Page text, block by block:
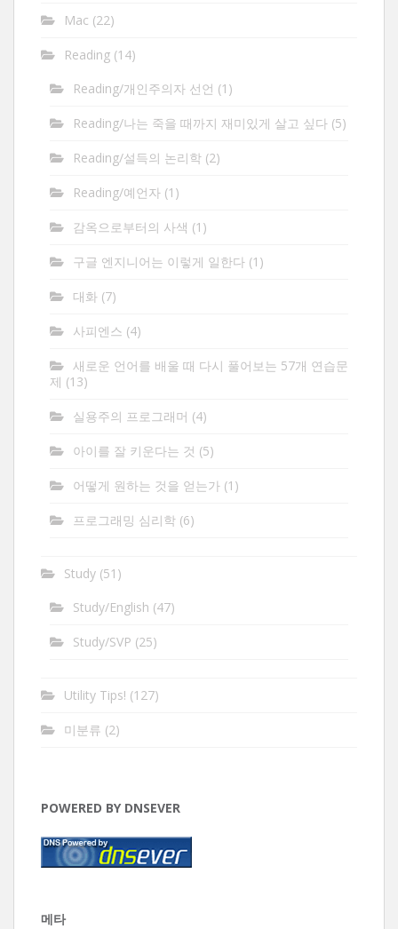
Mac (22)
Reading (14)
Reading/개인주의자 선언 (1)
Reading/나는 죽을 때까지 재미있게 살고 싶다 (5)
Reading/설득의 논리학 (2)
Reading/예언자 (1)
감옥으로부터의 사색 (1)
구글 엔지니어는 이렇게 일한다 (1)
대화 (7)
사피엔스 (4)
새로운 언어를 배울 때 다시 풀어보는 57개 연습문
제 (13)
실용주의 프로그래머 (4)
아이를 잘 키운다는 것 (5)
어떻게 원하는 것을 얻는가 (1)
프로그래밍 심리학 (6)
Study (51)
Study/English (47)
Study/SVP (25)
Utility Tips! (127)
미분류 (2)
POWERED BY DNSEVER
메타